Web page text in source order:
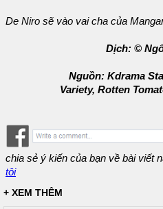
De Niro sẽ vào vai cha của
Dịch: ©
Nguồn: Kdrama
Variety, Rotten
chia sẻ ý kiến của bạn về bài viết
tôi
+ XEM THÊM